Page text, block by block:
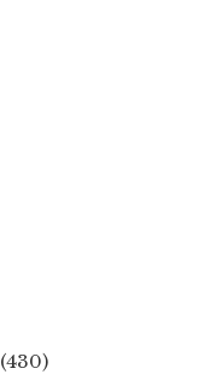
(430)